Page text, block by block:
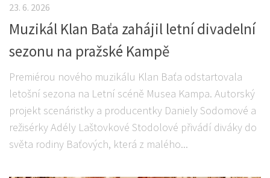
23. 6. 2026
Muzikál Klan Baťa zahájil letní divadelní
sezonu na pražské Kampě
Premiérou nového muzikálu Klan Baťa odstartovala
letošní sezona na Letní scéně Musea Kampa. Autorský
projekt scenáristky a producentky Daniely Sodomové a
režisérky Adély Laštovkové Stodolové přivádí diváky do
světa rodiny Baťových, která z malého...